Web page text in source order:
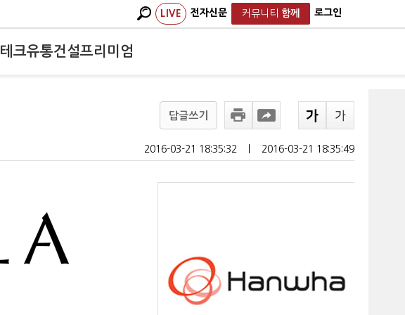
LIVE 전자신문 커뮤니티 함께 로그인
테크유통건설프리미엄
답글쓰기
2016-03-21 18:35:32 2016-03-21 18:35:49